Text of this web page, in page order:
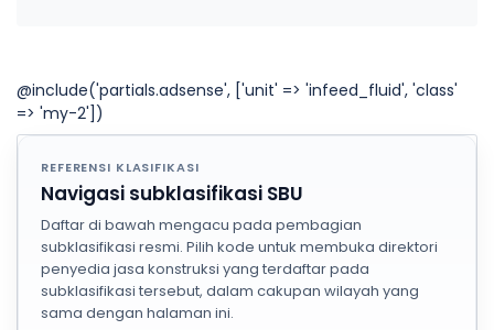
@include('partials.adsense', ['unit' => 'infeed_fluid', 'class'
=> 'my-2'])
REFERENSI KLASIFIKASI
Navigasi subklasifikasi SBU
Daftar di bawah mengacu pada pembagian
subklasifikasi resmi. Pilih kode untuk membuka direktori
penyedia jasa konstruksi yang terdaftar pada
subklasifikasi tersebut, dalam cakupan wilayah yang
sama dengan halaman ini.